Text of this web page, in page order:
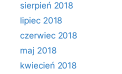
sierpień 2018
lipiec 2018
czerwiec 2018
maj 2018
kwiecień 2018